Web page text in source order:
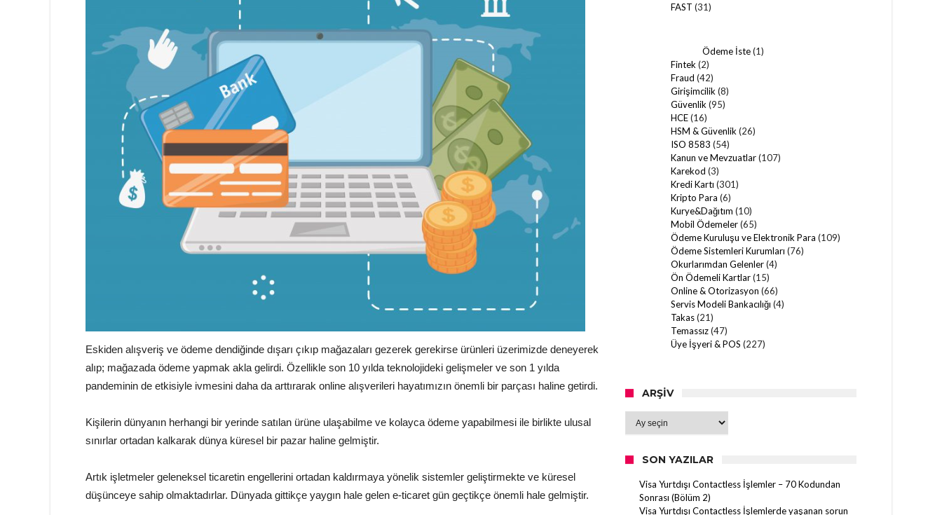
Eskiden alışveriş ve ödeme dendiğinde dışarı çıkıp mağazaları gezerek gerekirse ürünleri üzerimizde deneyerek
alıp; mağazada ödeme yapmak akla gelirdi. Özellikle son 10 yılda teknolojideki gelişmeler ve son 1 yılda
pandeminin de etkisiyle ivmesini daha da arttırarak online alışverileri hayatımızın önemli bir parçası haline getirdi.
Kişilerin dünyanın herhangi bir yerinde satılan ürüne ulaşabilme ve kolayca ödeme yapabilmesi ile birlikte ulusal
sınırlar ortadan kalkarak dünya küresel bir pazar haline gelmiştir.
Artık işletmeler geleneksel ticaretin engellerini ortadan kaldırmaya yönelik sistemler geliştirmekte ve küresel
düşünceye sahip olmaktadırlar. Dünyada gittikçe yaygın hale gelen e-ticaret gün geçtikçe önemli hale gelmiştir.
FAST (31)
Ödeme İste(1)
Fintek (2)
Fraud (42)
Girişimcilik (8)
Güvenlik (95)
HCE(16)
HSM & Güvenlik (26)
ISO 8583 (54)
Kanun ve Mevzuatlar(107)
Karekod (3)
Kredi Kartı (301)
Kripto Para (6)
Kurye&Dağıtım (10)
Mobil Ödemeler(65)
Ödeme Kuruluşu ve Elektronik Para (109)
Ödeme Sistemleri Kurumları (76)
Okurlarımdan Gelenler(4)
Ön Ödemeli Kartlar(15)
Online & Otorizasyon (66)
Servis Modeli Bankacılığı (4)
Takas(21)
Temassız(47)
Üye İşyeri & POS (227)
ARŞIV
SON YAZILAR
Visa Yurtdışı Contactless İşlemler – 70 Kodundan
Sonrası (Bölüm 2)
Visa Yurtdışı Contactless İşlemlerde yaşanan sorun